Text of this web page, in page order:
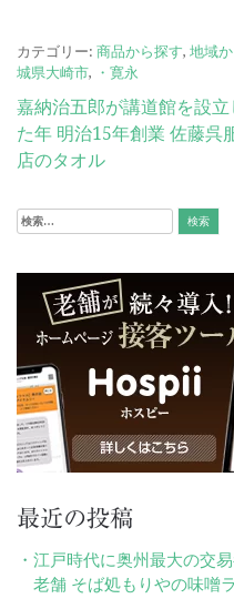
カテゴリー: 商品から探す, 地域
城県大崎市, ・寛永
投
稿
ビ
ー
シ
ョ
ン
嘉納治五郎が講道館を設立
た年 明治15年創業 佐藤呉
店のタオル
検
最近の投稿
江戸時代に奥州最大の交
老舗 そば処もりやの味噌